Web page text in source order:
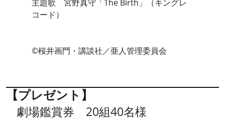
主題歌 宮野真守「The Birth」（キングレ
コード）
©桜井画門・講談社／亜人管理委員会
【プレゼント】
劇場鑑賞券 20組40名様